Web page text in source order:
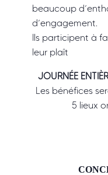
beaucoup
d’engagement.
Ils participent à
leur plaît
JOURNÉE
Les bénéfices
5 lieux